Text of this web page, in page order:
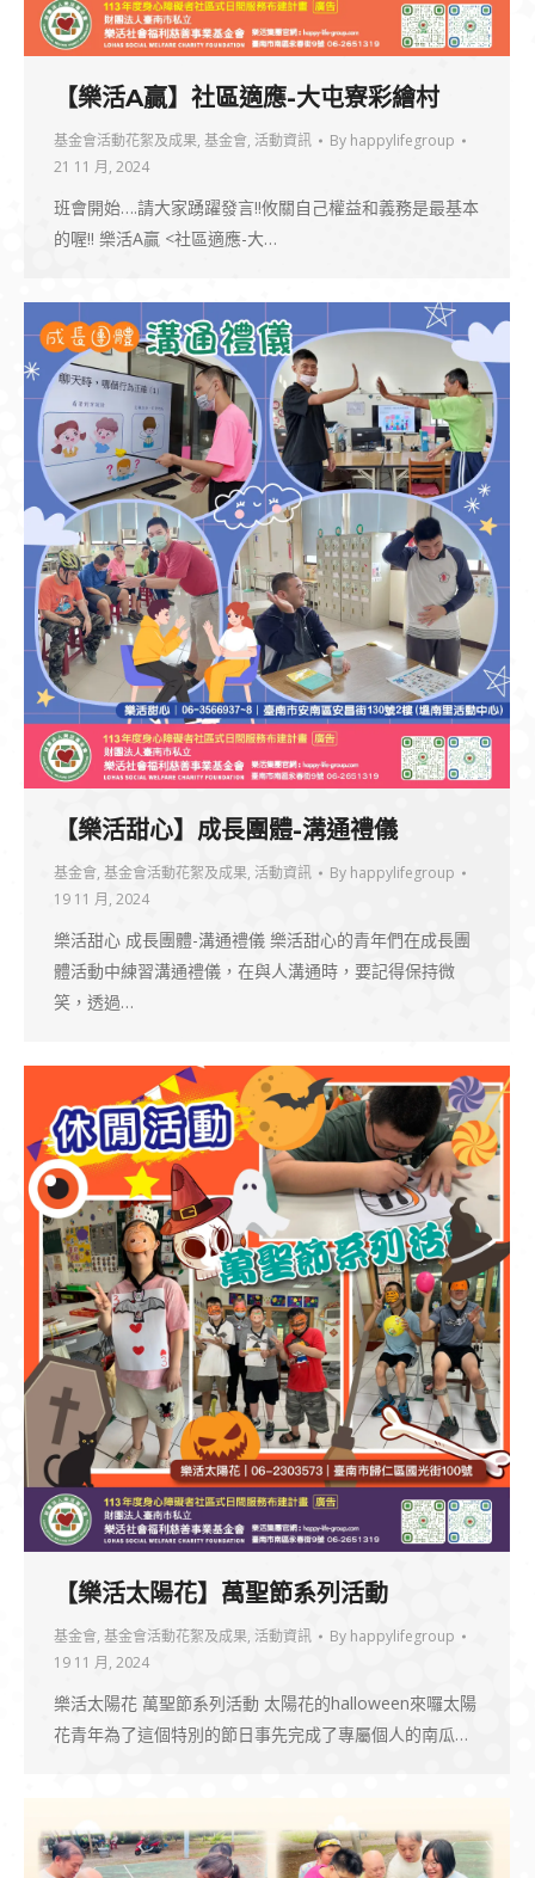
【樂活A贏】社區適應-大屯寮彩繪村
基金會活動花絮及成果, 基金會, 活動資訊 By happylifegroup
21 11 月, 2024
班會開始….請大家踴躍發言!!攸關自己權益和義務是最基本
的喔!! 樂活A贏 ​<社區適應-大…
【樂活甜心】成長團體-溝通禮儀
基金會, 基金會活動花絮及成果, 活動資訊 By happylifegroup
19 11 月, 2024
樂活甜心 成長團體-溝通禮儀 樂活甜心的青年們在成長團
體活動中練習溝通禮儀，在與人溝通時，要記得保持微
笑，透過…
【樂活太陽花】萬聖節系列活動
基金會, 基金會活動花絮及成果, 活動資訊 By happylifegroup
19 11 月, 2024
樂活太陽花 萬聖節系列活動 太陽花的halloween來囉太陽
花青年為了這個特別的節日事先完成了專屬個人的南瓜…